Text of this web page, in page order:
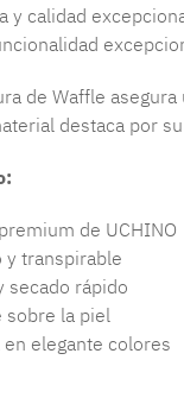
y calidad
de Waffle
destaca por
de UCHINO
y transpirable
secado rápido
sobre la piel
elegante colores